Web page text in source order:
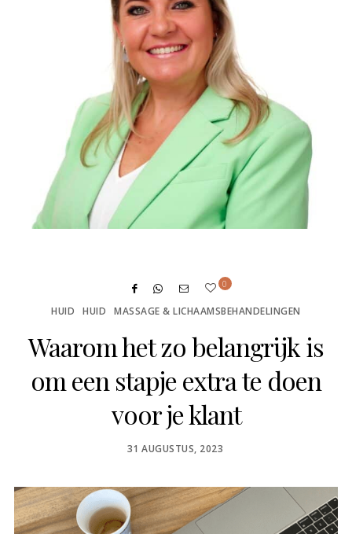
0
HUID HUID MASSAGE & LICHAAMSBEHANDELINGEN
Waarom het zo belangrijk is
om een stapje extra te doen
voor je klant
POSTED
31 AUGUSTUS, 2023